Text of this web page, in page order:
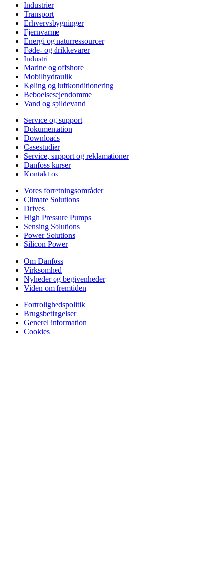
Industrier
Transport
Erhvervsbygninger
Fjernvarme
Energi og naturressourcer
Føde- og drikkevarer
Industri
Marine og offshore
Mobilhydraulik
Køling og luftkonditionering
Beboelsesejendomme
Vand og spildevand
Service og support
Dokumentation
Downloads
Casestudier
Service, support og reklamationer
Danfoss kurser
Kontakt os
Vores forretningsområder
Climate Solutions
Drives
High Pressure Pumps
Sensing Solutions
Power Solutions
Silicon Power
Om Danfoss
Virksomhed
Nyheder og begivenheder
Viden om fremtiden
Fortrolighedspolitik
Brugsbetingelser
Generel information
Cookies